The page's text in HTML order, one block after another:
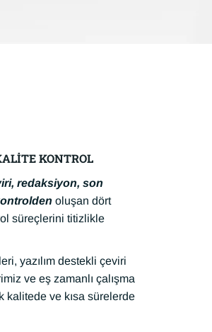
KONTROL
redaksiyon, son
oluşan dört
süreçlerini titizlikle
yazılım destekli çeviri
ve eş zamanlı çalışma
kalitede ve kısa sürelerde